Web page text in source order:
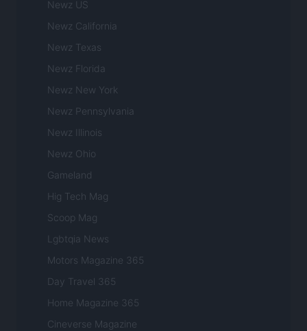
Newz US
Newz California
Newz Texas
Newz Florida
Newz New York
Newz Pennsylvania
Newz Illinois
Newz Ohio
Gameland
Hig Tech Mag
Scoop Mag
Lgbtqia News
Motors Magazine 365
Day Travel 365
Home Magazine 365
Cineverse Magazine